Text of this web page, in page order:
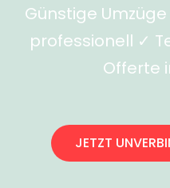
Günstige Umzüge
professionell ✓
Offerte
JETZT